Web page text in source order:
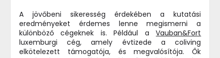
A jövőbeni sikeresség érdekében a kutatási
eredményeket érdemes lenne megismerni a
különböző cégeknek is. Például aVauban&Fort
luxemburgi cég, amely évtizede a coliving
elkötelezett támogatója, és megvalósítója. Ők